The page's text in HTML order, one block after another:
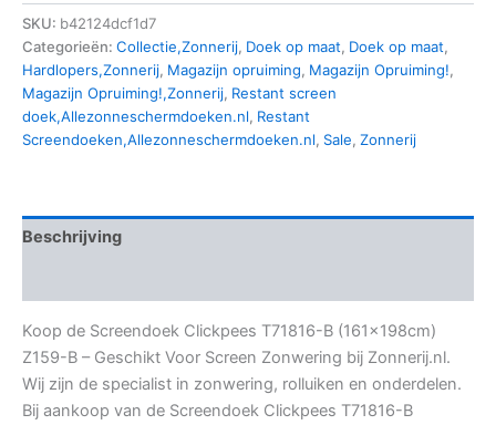
SKU: b42124dcf1d7
Categorieën: Collectie,Zonnerij, Doek op maat, Doek op maat,
Hardlopers,Zonnerij, Magazijn opruiming, Magazijn Opruiming!,
Magazijn Opruiming!,Zonnerij, Restant screen
doek,Allezonneschermdoeken.nl, Restant
Screendoeken,Allezonneschermdoeken.nl, Sale, Zonnerij
Beschrijving
Koop de Screendoek Clickpees T71816-B (161x198cm)
Z159-B – Geschikt Voor Screen Zonwering bij Zonnerij.nl.
Wij zijn de specialist in zonwering, rolluiken en onderdelen.
Bij aankoop van de Screendoek Clickpees T71816-B